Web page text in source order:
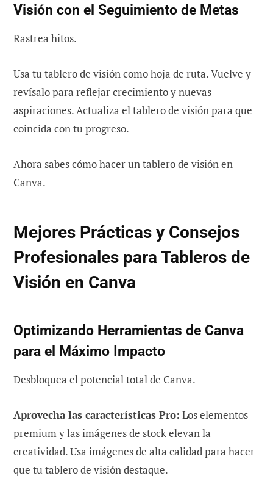
Visión con el Seguimiento de Metas
Rastrea hitos.
Usa tu tablero de visión como hoja de ruta. Vuelve y
revísalo para reflejar crecimiento y nuevas
aspiraciones. Actualiza el tablero de visión para que
coincida con tu progreso.
Ahora sabes cómo hacer un tablero de visión en
Canva.
Mejores Prácticas y Consejos
Profesionales para Tableros de
Visión en Canva
Optimizando Herramientas de Canva
para el Máximo Impacto
Desbloquea el potencial total de Canva.
Aprovecha las características Pro: Los elementos
premium y las imágenes de stock elevan la
creatividad. Usa imágenes de alta calidad para hacer
que tu tablero de visión destaque.